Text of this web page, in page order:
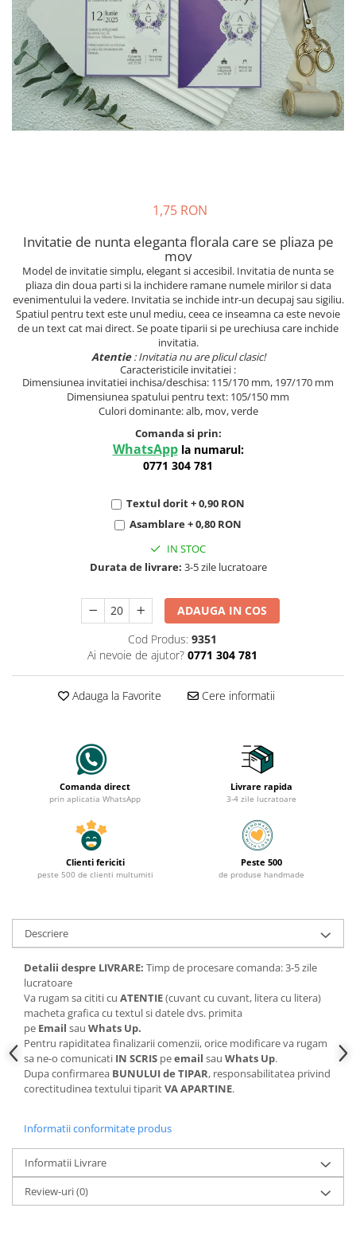
Meniuri & nr de BOTEZ
Plicuri si cartoane pentru INVITATII
TAVA pentru MOT
Cruciulite de BOTEZ
Invitatii BANCHET
Pahare Miri & Nasi
Cocarde nunta
Inmormatare/pomana
Meniuri pentru NUNTA
Decoratiuni NUNTA
1,75 RON
Invitatie de nunta eleganta florala care se pliaza pe
mov
Model de invitatie simplu, elegant si accesibil. Invitatia de nunta se
pliaza din doua parti si la inchidere ramane numele mirilor si data
evenimentului la vedere. Invitatia se inchide intr-un decupaj sau sigiliu.
Spatiul pentru text este unul mediu, ceea ce inseamna ca este nevoie
de un text cat mai direct. Se poate tiparii si pe urechiusa care inchide
invitatia.
Atentie: Invitatia nu are plicul clasic!
Caracteristicile invitatiei :
Dimensiunea invitatiei inchisa/deschisa: 115/170 mm, 197/170 mm
Dimensiunea spatului pentru text: 105/150 mm
Culori dominante: alb, mov, verde
Comanda si prin:
WhatsApp la numarul:
0771 304 781
Textul dorit + 0,90 RON
Asamblare + 0,80 RON
IN STOC
Durata de livrare: 3-5 zile lucratoare
ADAUGA IN COS
Cod Produs: 9351
Ai nevoie de ajutor? 0771 304 781
Adauga la Favorite Cere informatii
Comanda direct
prin aplicatia WhatsApp
Livrare rapida
3-4 zile lucratoare
Clienti fericiti
peste 500 de clienti multumiti
Peste 500
de produse handmade
Descriere
Detalii despre LIVRARE: Timp de procesare comanda: 3-5 zile
lucratoare
Va rugam sa cititi cu ATENTIE(cuvant cu cuvant, litera cu litera)
macheta grafica cu textul si datele dvs. primita
pe Email sau Whats Up.
Pentru rapiditatea finalizarii comenzii, orice modificare va rugam
sa ne-o comunicati IN SCRIS peemail sau Whats Up.
Dupa confirmarea BUNULUI de TIPAR, responsabilitatea privind
corectitudinea textului tiparitVA APARTINE.
Informatii conformitate produs
Informatii Livrare
Review-uri(0)